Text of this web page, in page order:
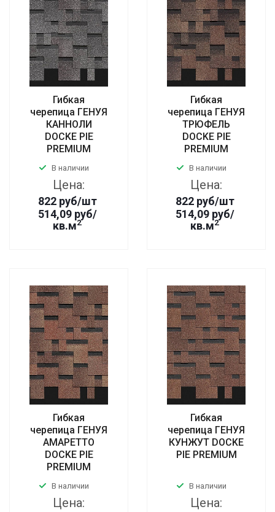
Гибкая
черепица ГЕНУЯ
КАННОЛИ
DOCKE PIE
PREMIUM
В наличии
Цена:
822 руб/шт
514,09 руб/
кв.м2
Гибкая
черепица ГЕНУЯ
ТРЮФЕЛЬ
DOCKE PIE
PREMIUM
В наличии
Цена:
822 руб/шт
514,09 руб/
кв.м2
Гибкая
черепица ГЕНУЯ
АМАРЕТТО
DOCKE PIE
PREMIUM
В наличии
Цена:
Гибкая
черепица ГЕНУЯ
КУНЖУТ DOCKE
PIE PREMIUM
В наличии
Цена: